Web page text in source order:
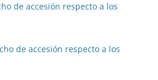
de accesión respecto a los
de accesión respecto a los